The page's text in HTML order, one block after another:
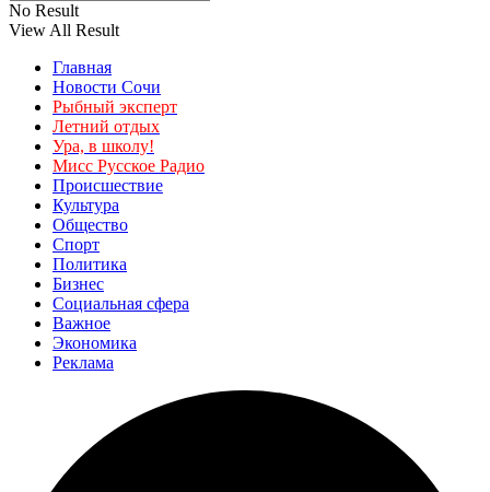
No Result
View All Result
Главная
Новости Сочи
Рыбный эксперт
Летний отдых
Ура, в школу!
Мисс Русское Радио
Происшествие
Культура
Общество
Спорт
Политика
Бизнес
Социальная сфера
Важное
Экономика
Реклама